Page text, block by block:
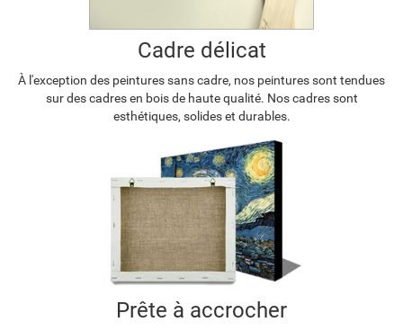
Cadre délicat
À l'exception des peintures sans cadre, nos peintures sont tendues
sur des cadres en bois de haute qualité. Nos cadres sont
esthétiques, solides et durables.
Prête à accrocher